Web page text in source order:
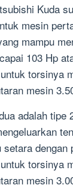
Kuda
mesin
mampu
103 Hp
torsinya
mesin
adalah tipe
dengan
torsinya
mesin